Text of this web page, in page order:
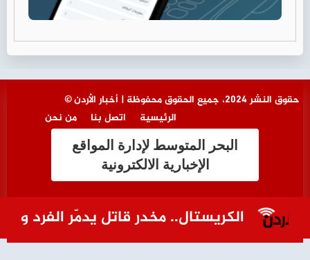
الكريستال.. مخدر قاتل يدمّر الفرد
© حقوق النشر 2024، جميع الحقوق محفوظة | أخبار الأردن
من نحن
اتصل بنا الرئيسية
البحر المتوسط لإدارة المواقع
الإخبارية الالكترونية